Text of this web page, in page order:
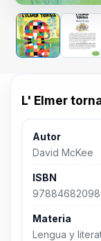
L' Elmer
Autor
David McKee
ISBN
Materia
Lengua y